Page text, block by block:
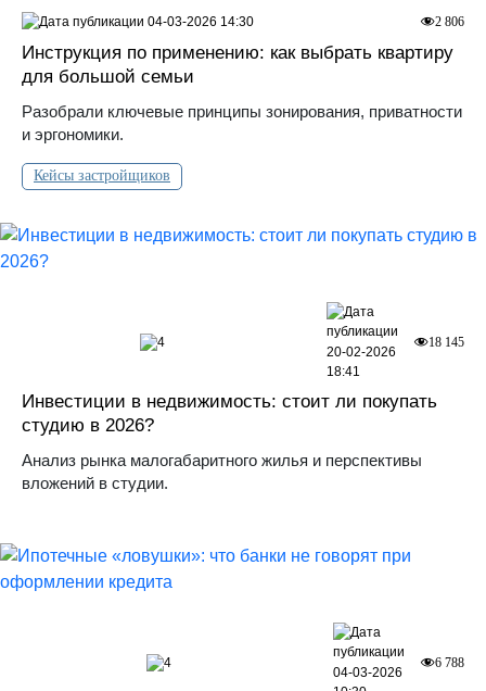
Инструкция по применению: как выбрать квартиру
для большой семьи
Разобрали ключевые принципы зонирования, приватности
и эргономики.
Кейсы застройщиков
2 806
04-03-2026 14:30
Инвестиции в недвижимость: стоит ли покупать
студию в 2026?
Анализ рынка малогабаритного жилья и перспективы
вложений в студии.
4 18 145
20-02-2026
18:41
4 6 788
04-03-2026